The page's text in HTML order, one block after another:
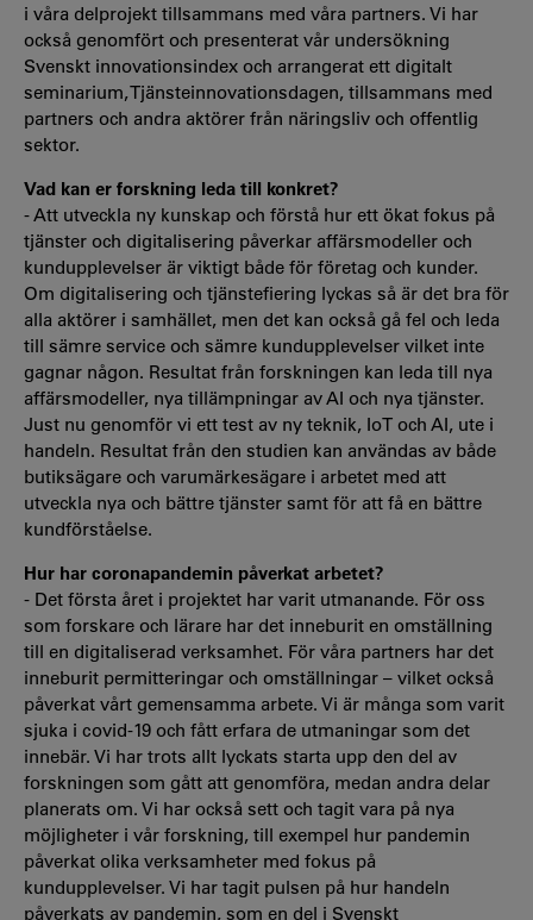
i våra delprojekt tillsammans med våra partners. Vi har
också genomfört och presenterat vår undersökning
Svenskt innovationsindex och arrangerat ett digitalt
seminarium, Tjänsteinnovationsdagen, tillsammans med
partners och andra aktörer från näringsliv och offentlig
sektor.
Vad kan er forskning leda till konkret?
- Att utveckla ny kunskap och förstå hur ett ökat fokus på
tjänster och digitalisering påverkar affärsmodeller och
kundupplevelser är viktigt både för företag och kunder.
Om digitalisering och tjänstefiering lyckas så är det bra för
alla aktörer i samhället, men det kan också gå fel och leda
till sämre service och sämre kundupplevelser vilket inte
gagnar någon. Resultat från forskningen kan leda till nya
affärsmodeller, nya tillämpningar av AI och nya tjänster.
Just nu genomför vi ett test av ny teknik, IoT och AI, ute i
handeln. Resultat från den studien kan användas av både
butiksägare och varumärkesägare i arbetet med att
utveckla nya och bättre tjänster samt för att få en bättre
kundförståelse.
Hur har coronapandemin påverkat arbetet?
- Det första året i projektet har varit utmanande. För oss
som forskare och lärare har det inneburit en omställning
till en digitaliserad verksamhet. För våra partners har det
inneburit permitteringar och omställningar – vilket också
påverkat vårt gemensamma arbete. Vi är många som varit
sjuka i covid-19 och fått erfara de utmaningar som det
innebär. Vi har trots allt lyckats starta upp den del av
forskningen som gått att genomföra, medan andra delar
planerats om. Vi har också sett och tagit vara på nya
möjligheter i vår forskning, till exempel hur pandemin
påverkat olika verksamheter med fokus på
kundupplevelser. Vi har tagit pulsen på hur handeln
påverkats av pandemin, som en del i Svenskt